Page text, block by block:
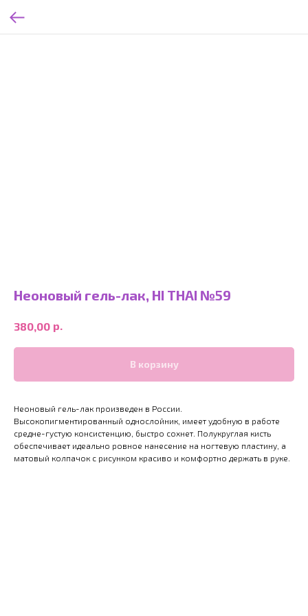
Неоновый гель-лак, HI THAI №59
380,00 р.
В корзину
Неоновый гель-лак произведен в России.
Высокопигментированный однослойник, имеет удобную в работе
средне-густую консистенцию, быстро сохнет. Полукруглая кисть
обеспечивает идеально ровное нанесение на ногтевую пластину, а
матовый колпачок с рисунком красиво и комфортно держать в руке.